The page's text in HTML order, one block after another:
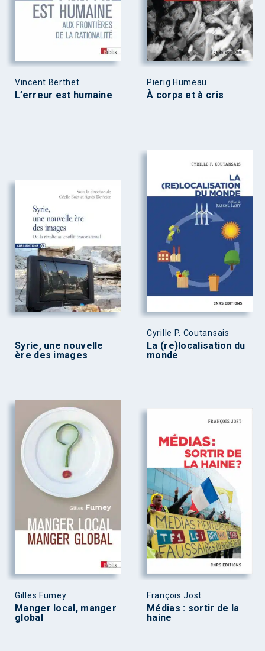
Vincent Berthet
L’erreur est humaine
Pierig Humeau
À corps et à cris
Syrie, une nouvelle
ère des images
Cyrille P. Coutansais
La (re)localisation du
monde
Gilles Fumey
Manger local, manger
global
François Jost
Médias : sortir de la
haine